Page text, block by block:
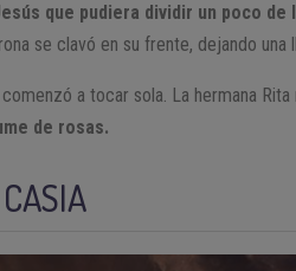
que pudiera dividir un poco
se clavó en su frente, dejando una
a tocar sola. La hermana
de rosas.